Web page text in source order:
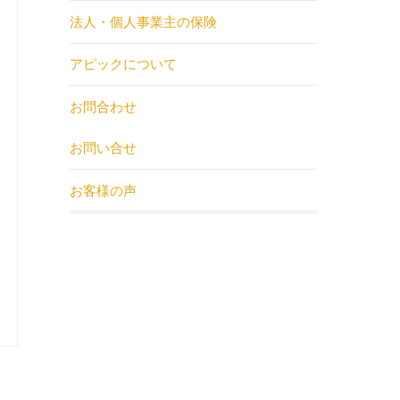
法人・個人事業主の保険
アピックについて
お問合わせ
お問い合せ
お客様の声